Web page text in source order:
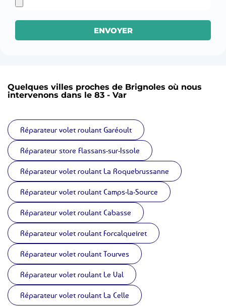
ENVOYER
Quelques villes proches de Brignoles où nous
intervenons dans le 83 - Var
Réparateur volet roulant Garéoult
Réparateur store Flassans-sur-Issole
Réparateur volet roulant La Roquebrussanne
Réparateur volet roulant Camps-la-Source
Réparateur volet roulant Cabasse
Réparateur volet roulant Forcalqueiret
Réparateur volet roulant Tourves
Réparateur volet roulant Le Val
Réparateur volet roulant La Celle